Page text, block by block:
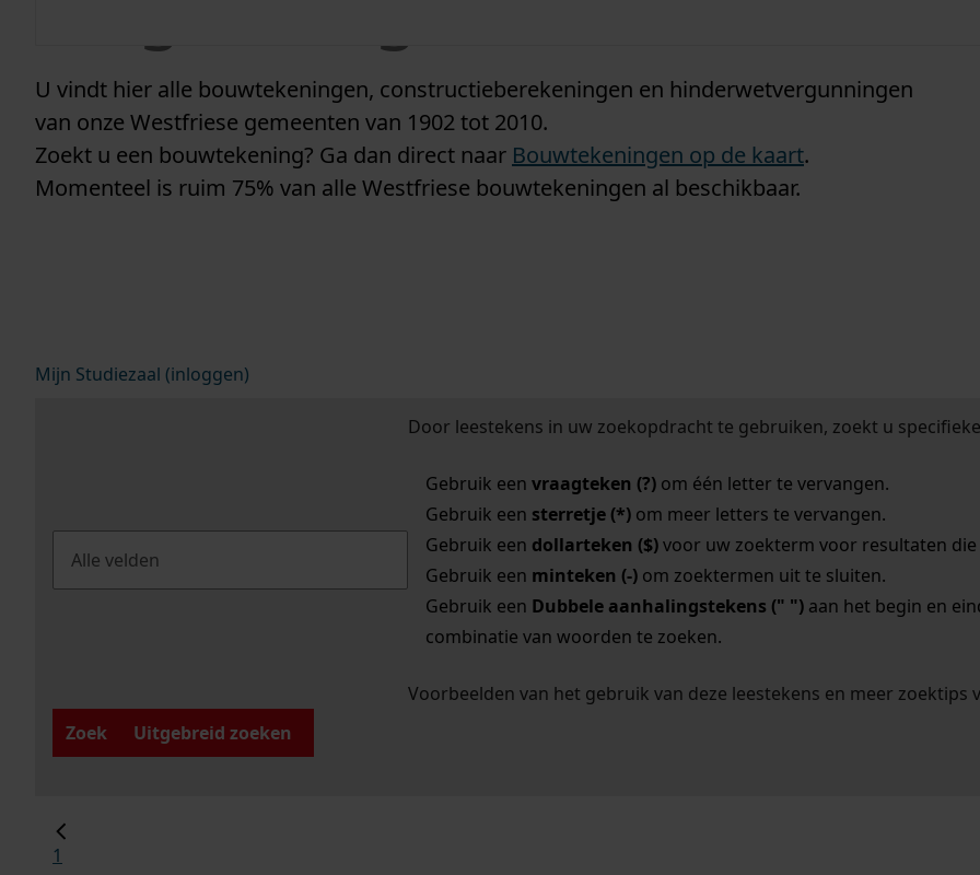
U vindt hier alle bouwtekeningen, constructieberekeningen en hinderwetvergunningen
van onze Westfriese gemeenten van 1902 tot 2010.
Zoekt u een bouwtekening? Ga dan direct naar Bouwtekeningen op de kaart.
Momenteel is ruim 75% van alle Westfriese bouwtekeningen al beschikbaar.
Mijn Studiezaal (inloggen)
Door leestekens in uw zoekopdracht te gebruiken, zoekt u
Gebruik een vraagteken (?)om één letter te vervangen.
Gebruik een sterretje (*)om meer letters te vervangen.
Gebruik een dollarteken ($)voor uw zoekterm voor resultaten die
Gebruik een minteken (-)om zoektermen uit te sluiten.
Gebruik een Dubbele aanhalingstekens (" ")aan het begin en
combinatie van woorden te zoeken.
Voorbeelden van het gebruik van deze leestekens en meer zoektips
Zoek
Uitgebreid zoeken
1